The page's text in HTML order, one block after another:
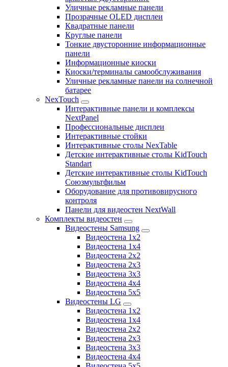
Уличные рекламные панели
Прозрачные OLED дисплеи
Квадратные панели
Круглые панели
Тонкие двусторонние информационные
панели
Информационные киоски
Киоски/терминалы самообслуживания
Уличные рекламные панели на солнечной
батарее
NexTouch
Интерактивные панели и комплексы
NextPanel
Профессиональные дисплеи
Интерактивные стойки
Интерактивные столы NexTable
Детские интерактивные столы KidTouch
Standart
Детские интерактивные столы KidTouch
Союзмультфильм
Оборудование для противовирусного
контроля
Панели для видеостен NextWall
Комплекты видеостен
Видеостены Samsung
Видеостена 1x2
Видеостена 1x4
Видеостена 2x2
Видеостена 2х3
Видеостена 3x3
Видеостена 4x4
Видеостена 5x5
Видеостены LG
Видеостена 1x2
Видеостена 1x4
Видеостена 2x2
Видеостена 2x3
Видеостена 3x3
Видеостена 4x4